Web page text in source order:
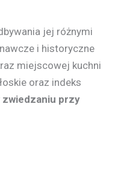
jej różnymi
i historyczne
miejscowej kuchni
oraz indeks
przy